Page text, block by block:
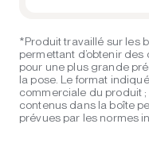
*Produit travaillé sur les
permettant d’obtenir
pour une plus grande
la pose. Le format
commerciale du produit
contenus dans la boîte
prévues par les normes